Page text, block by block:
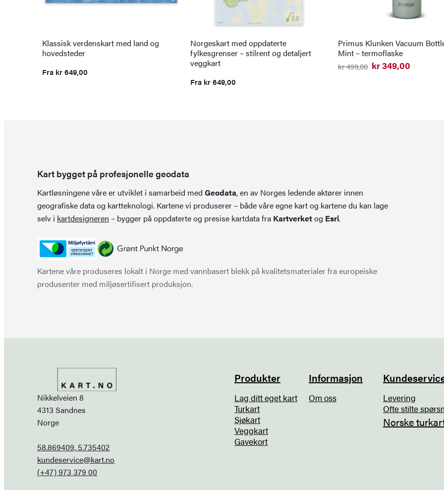
Klassisk verdenskart med land og
hovedsteder
Fra kr649,00
Norgeskart med oppdaterte
fylkesgrenser – stilrent og detaljert
veggkart
Fra kr649,00
Primus Klunken Vacuum
Mint – termoflaske
kr499,00
Opprinnelig
kr349,00
Nåværende
Kart bygget på profesjonelle geodata
Kartløsningene våre er utviklet i samarbeid medGeodata, en av Norges ledende aktører innen
geografiske data og kartteknologi. Kartene vi produserer – både våre egne kart og kartene du kan lage
selv i kartdesigneren – bygger på oppdaterte og presise kartdata fra Kartverketog Esri.
Kartene våre produseres lokalt i Norge med vannbasert blekk på kvalitetsmaterialer fra europeiske
produsenter med miljøsertifisert produksjon.
Nikkelveien 8
4313 Sandnes
Norge
58.869409, 5.735402
kundeservice@kart.no
(+47) 973 379 00
Produkter
Lag ditt eget kart
Turkart
Sjøkart
Veggkart
Gavekort
Informasjon
Om oss
Levering
Ofte stilte
Norske